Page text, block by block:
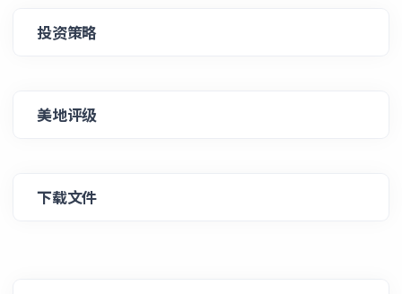
投资策略
美地评级
下载文件